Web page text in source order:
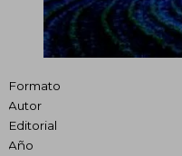
Formato
Autor
Editorial
Año